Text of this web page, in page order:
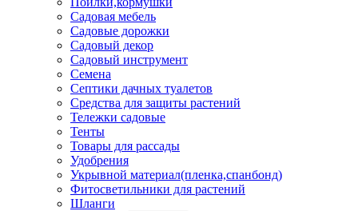
Садовая мебель
Садовые дорожки
Садовый декор
Садовый инструмент
Семена
Септики дачных туалетов
Средства для защиты растений
Тележки садовые
Тенты
Товары для рассады
Удобрения
Укрывной материал(пленка,спанбонд)
Фитосветильники для растений
Шланги